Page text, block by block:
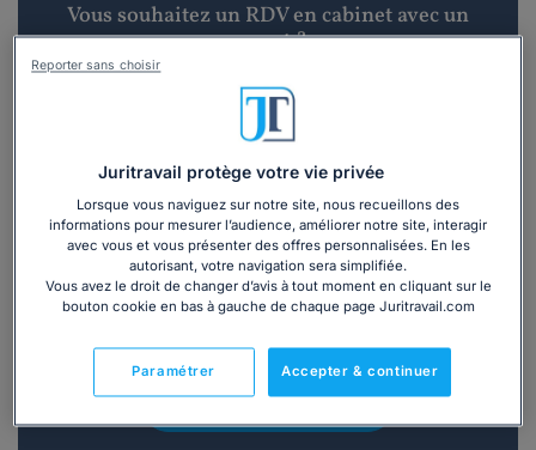
Vous souhaitez un RDV en cabinet avec un
avocat ?
Recevoir des devis d'avocats
Vous souhaitez une consultation par
téléphone ?
Consulter immédiatement
Juritravail protège votre vie privée
Lorsque vous naviguez sur notre site, nous recueillons des
informations pour mesurer l’audience, améliorer notre site, interagir
avec vous et vous présenter des offres personnalisées. En les
autorisant, votre navigation sera simplifiée.
Vous avez le droit de changer d’avis à tout moment en cliquant sur le
bouton cookie en bas à gauche de chaque page Juritravail.com
Accepter & continuer
Paramétrer
Reporter sans choisir